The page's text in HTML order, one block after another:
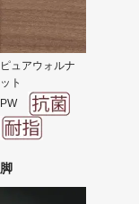
ピュアウォルナ
ット
PW
脚